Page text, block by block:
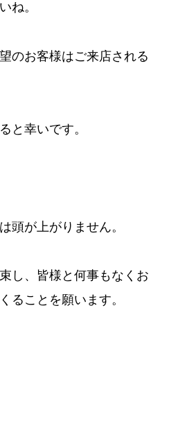
ね。
のお客様はご来店される
と幸いです。
頭が上がりません。
し、皆様と何事もなくお
ることを願います。